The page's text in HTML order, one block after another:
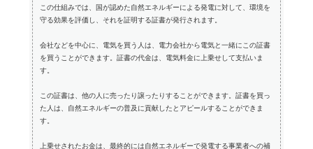
この仕組みでは、国が認めた自然エネルギーによる発電に対して、環境を
守る効果を評価し、それを証明する証書が発行されます。
会社などを中心に、電気を買う人は、電力会社から電気と一緒にこの証書
を買うことができます。証書の代金は、電気料金に上乗せして支払いま
す。
この証書は、他の人に売ったり譲ったりすることができます。証書を買っ
た人は、自然エネルギーの普及に貢献したとアピールすることができま
す。
上乗せされたお金は、最終的には自然エネルギーで発電する事業者への補